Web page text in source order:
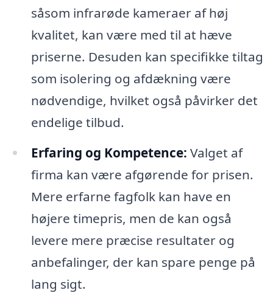
såsom infrarøde kameraer af høj
kvalitet, kan være med til at hæve
priserne. Desuden kan specifikke tiltag
som isolering og afdækning være
nødvendige, hvilket også påvirker det
endelige tilbud.
Erfaring og Kompetence: Valget af
firma kan være afgørende for prisen.
Mere erfarne fagfolk kan have en
højere timepris, men de kan også
levere mere præcise resultater og
anbefalinger, der kan spare penge på
lang sigt.